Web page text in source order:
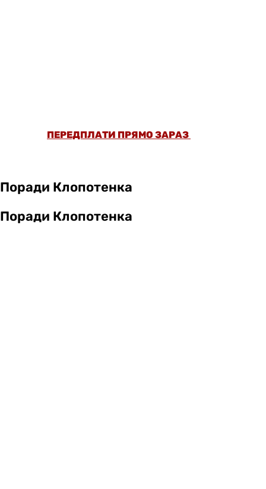
ПЕРЕДПЛАТИ ПРЯМО ЗАРАЗ
Поради Клопотенка
Поради Клопотенка